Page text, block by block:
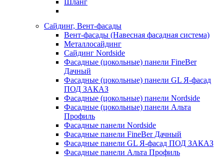
Шланг
Сайдинг, Вент-фасады
Вент-фасады (Навесная фасадная система)
Металлосайдинг
Сайдинг Nordside
Фасадные (цокольные) панели FineBer
Дачный
Фасадные (цокольные) панели GL Я-фасад
ПОД ЗАКАЗ
Фасадные (цокольные) панели Nordside
Фасадные (цокольные) панели Альта
Профиль
Фасадные панели Nordside
Фасадные панели FineBer Дачный
Фасадные панели GL Я-фасад ПОД ЗАКАЗ
Фасадные панели Альта Профиль